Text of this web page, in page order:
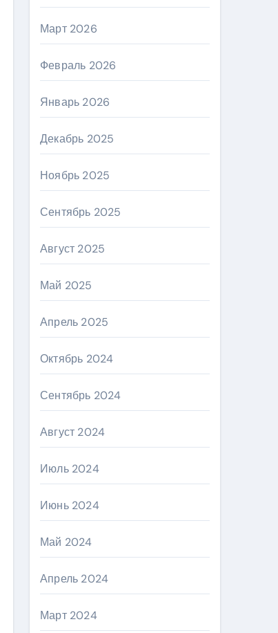
Март 2026
Февраль 2026
Январь 2026
Декабрь 2025
Ноябрь 2025
Сентябрь 2025
Август 2025
Май 2025
Апрель 2025
Октябрь 2024
Сентябрь 2024
Август 2024
Июль 2024
Июнь 2024
Май 2024
Апрель 2024
Март 2024